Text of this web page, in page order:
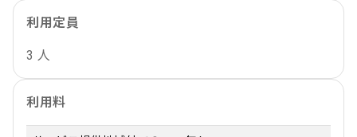
利用定員
3 人
利用料